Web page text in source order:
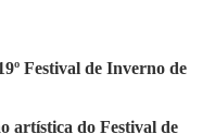
Festival de Inverno de
artística do Festival de